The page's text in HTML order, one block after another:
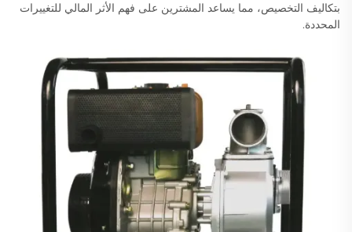
بتكاليف التخصيص، مما يساعد المشترين على فهم الأثر المالي للتغييرات
المحددة.